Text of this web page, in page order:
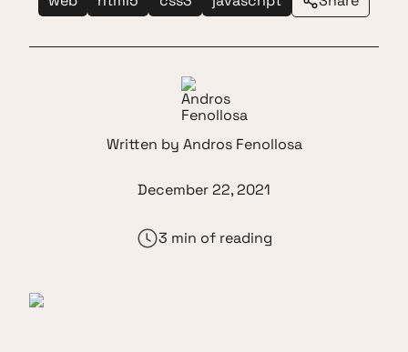
Written by Andros Fenollosa
December 22, 2021
3 min of reading